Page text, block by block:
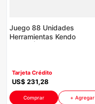
Juego 88 Unidades
Herramientas Kendo
Tarjeta Crédito
US$ 231,28
Comprar + Agregar